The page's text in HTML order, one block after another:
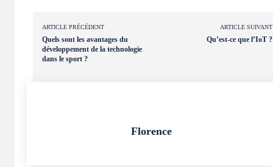
ARTICLE PRÉCÉDENT
Quels sont les avantages du
développement de la technologie
dans le sport ?
ARTICLE SUIVANT
Qu’est-ce que l’IoT ?
Florence